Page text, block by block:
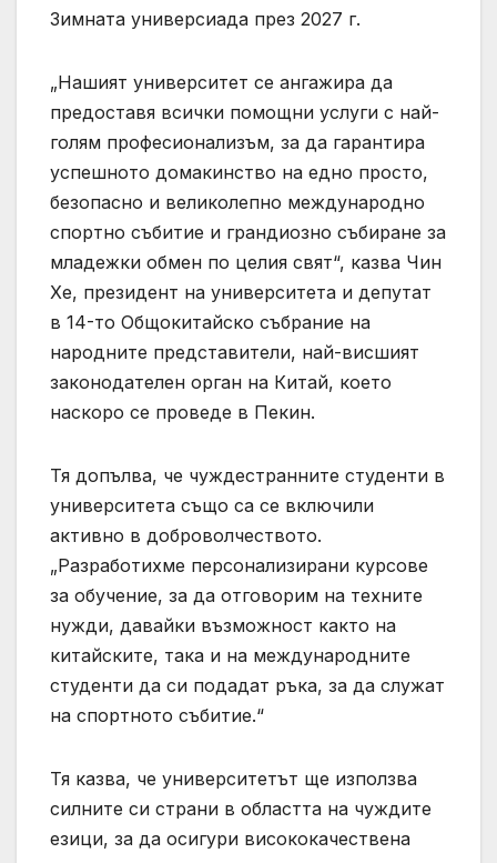
Зимната универсиада през 2027 г.
„Нашият университет се ангажира да
предоставя всички помощни услуги с най-
голям професионализъм, за да гарантира
успешното домакинство на едно просто,
безопасно и великолепно международно
спортно събитие и грандиозно събиране за
младежки обмен по целия свят“, казва Чин
Хе, президент на университета и депутат
в 14-то Общокитайско събрание на
народните представители, най-висшият
законодателен орган на Китай, което
наскоро се проведе в Пекин.
Тя допълва, че чуждестранните студенти в
университета също са се включили
активно в доброволчеството.
„Разработихме персонализирани курсове
за обучение, за да отговорим на техните
нужди, давайки възможност както на
китайските, така и на международните
студенти да си подадат ръка, за да служат
на спортното събитие.“
Тя казва, че университетът ще използва
силните си страни в областта на чуждите
езици, за да осигури висококачествена